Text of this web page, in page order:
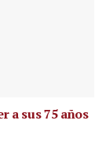
a sus 75 años